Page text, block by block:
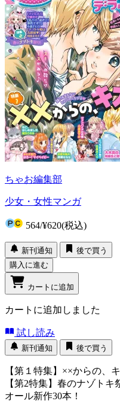
ちゃお編集部
少女・女性マンガ
564/¥620(税込)
新刊通知
後で買う
購入に進む
カートに追加
カートに追加しました
試し読み
新刊通知 後で買う
【第１特集】××からの、
【第2特集】春のナゾト
オール新作30本！